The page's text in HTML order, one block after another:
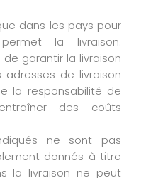
dans les pays pour
la livraison.
garantir la livraison
adresses de livraison
la responsabilité de
des coûts
ne sont pas
donnés à titre
la livraison ne peut